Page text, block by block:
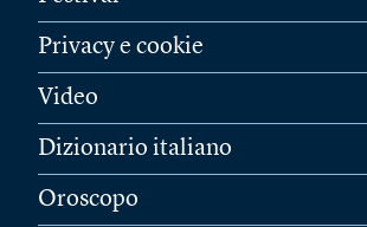
Privacy e cookie
Video
Dizionario italiano
Oroscopo